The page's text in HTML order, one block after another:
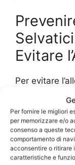
Per fornire le migliori
per memorizzare e/o
consenso a queste
comportamento di
acconsentire o ritirare
caratteristiche e
Evitare
Per evitare
prevenire la
fondamentale
propria
priva di rifiuti.
animali